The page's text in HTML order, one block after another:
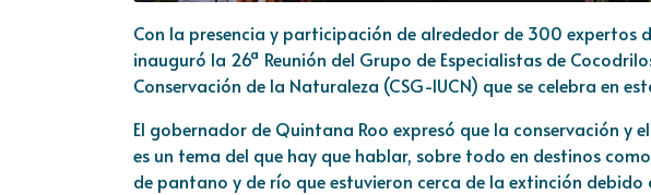
Con la presencia y participación de alrededor de 300 expertos
inauguró la 26ª Reunión del Grupo de Especialistas de
Conservación de la Naturaleza (CSG-IUCN) que se celebra en
El gobernador de Quintana Roo expresó que la conservación y
es un tema del que hay que hablar, sobre todo en destinos
de pantano y de río que estuvieron cerca de la extinción